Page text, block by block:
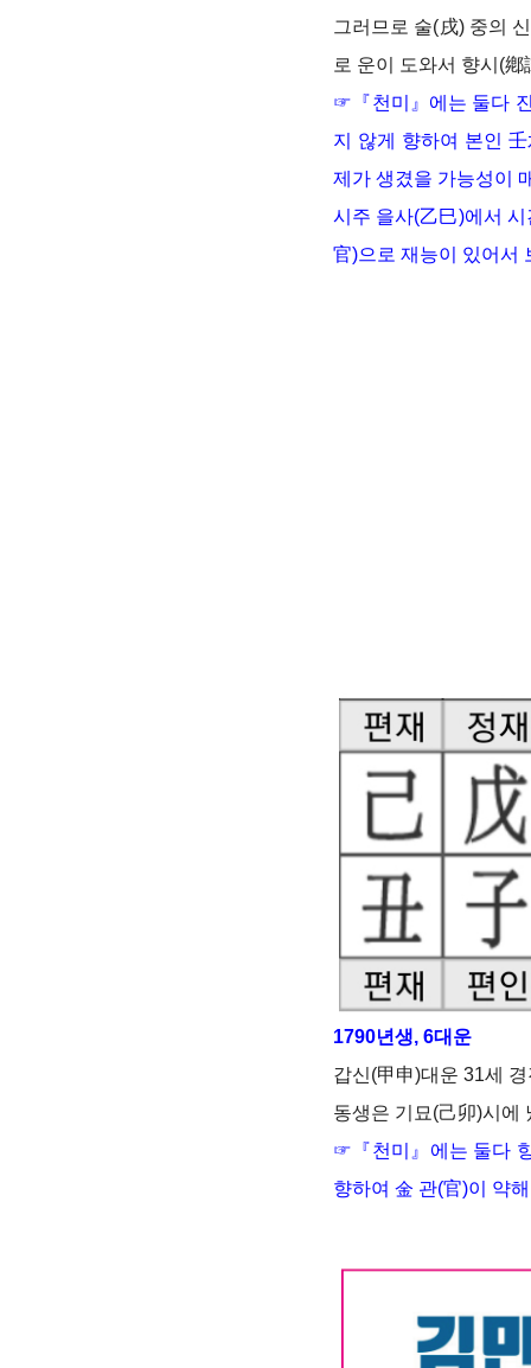
그러므로 술(戌) 중의
로 운이 도와서 향시(
☞ 『천미』에는 둘다
지 않게 향하여 본인
제가 생겼을 가능성이
시주 을사(乙巳)에서
官)으로 재능이 있어서
1790년생, 6대운
갑신(甲申)대운 31세
동생은 기묘(己卯)시에
☞ 『천미』에는 둘다
향하여 金 관(官)이 약